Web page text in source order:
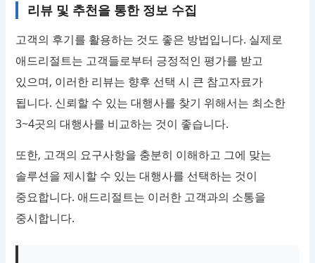
리뷰 및 추천을 통한 정보 수집
고객의 후기를 활용하는 것도 좋은 방법입니다. 실제로
애드리절트는 고객들로부터 긍정적인 평가를 받고
있으며, 이러한 리뷰는 향후 선택 시 큰 참고자료가
됩니다. 신뢰할 수 있는 대행사를 찾기 위해서는 최소한
3~4곳의 대행사를 비교하는 것이 좋습니다.
또한, 고객의 요구사항을 충분히 이해하고 그에 맞는
솔루션을 제시할 수 있는 대행사를 선택하는 것이
중요합니다. 애드리절트는 이러한 고객과의 소통을
중시합니다.